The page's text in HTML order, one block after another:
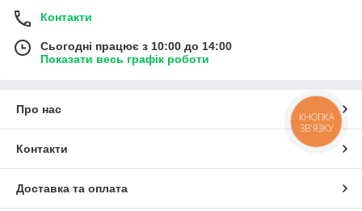
Контакти
Сьогодні працює з 10:00 до 14:00
Показати весь графік роботи
Про нас
Контакти
Доставка та оплата
КНОПКА
ЗВ'ЯЗКУ